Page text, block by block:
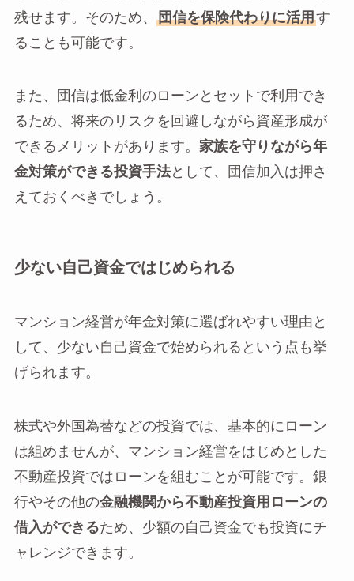
残せます。そのため、
団信を保険代わりに活用す
ることも可能です。
また、団信は低金利のローンとセットで利用でき
るため、将来のリスクを回避しながら資産形成が
できるメリットがあります。 家族を守りながら年
金対策ができる投資手法として、団信加入は押さ
えておくべきでしょう。
少ない自己資金ではじめられる
マンション経営が年金対策に選ばれやすい理由と
して、少ない自己資金で始められるという点も挙
げられます。
株式や外国為替などの投資では、基本的にローン
は組めませんが、マンション経営をはじめとした
不動産投資ではローンを組むことが可能です。銀
行やその他の金融機関から不動産投資用ローンの
借入ができるため、少額の自己資金でも投資にチ
ャレンジできます。